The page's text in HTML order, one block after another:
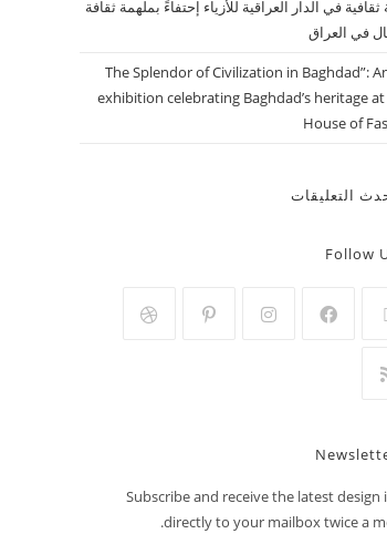
في الدار العراقية للأزياء إحتفاءً بملهمة ثقافة
في العراق
“The Splendor of Civilization in Baghdad”:
exhibition celebrating Baghdad’s heritage
House of
التعليقات
Follow
Subscribe and receive the latest design
directly to your mailbox twice a